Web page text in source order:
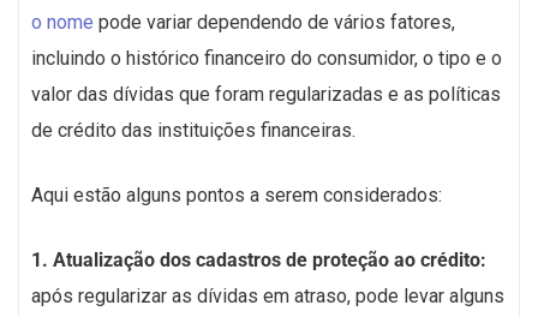
o nome pode variar dependendo de vários fatores,
incluindo o histórico financeiro do consumidor, o tipo e o
valor das dívidas que foram regularizadas e as políticas
de crédito das instituições financeiras.
Aqui estão alguns pontos a serem considerados:
1. Atualização dos cadastros de proteção ao crédito:
após regularizar as dívidas em atraso, pode levar alguns